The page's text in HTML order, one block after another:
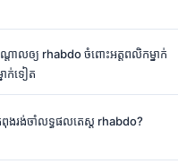
ណ្តាលឲ្យ rhabdo ចំពោះអត្តពលិកម្នាក់
ាក់ទៀត
ពុងរង់ចាំលទ្ធផលតេស្ត rhabdo?